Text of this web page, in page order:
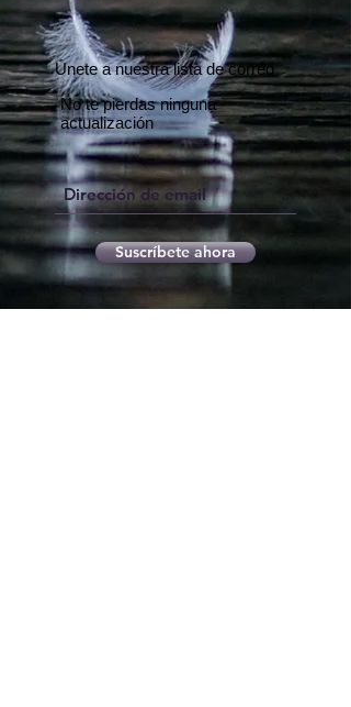
Únete a nuestra lista de correo
No te pierdas ninguna
actualización
Suscríbete ahora